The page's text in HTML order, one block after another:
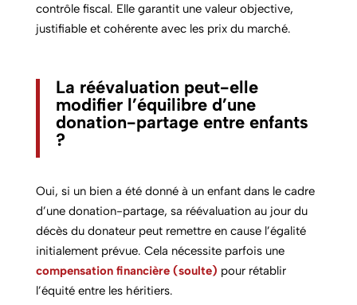
contrôle fiscal. Elle garantit une valeur objective,
justifiable et cohérente avec les prix du marché.
La réévaluation peut-elle
modifier l’équilibre d’une
donation-partage entre enfants
?
Oui, si un bien a été donné à un enfant dans le cadre
d’une donation-partage, sa réévaluation au jour du
décès du donateur peut remettre en cause l’égalité
initialement prévue. Cela nécessite parfois une
compensation financière (soulte) pour rétablir
l’équité entre les héritiers.